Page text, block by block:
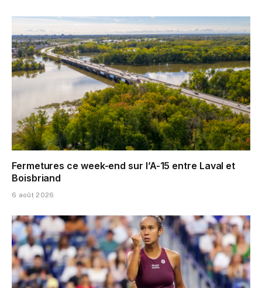
Fermetures ce week-end sur l’A-15 entre Laval et
Boisbriand
6 août 2026